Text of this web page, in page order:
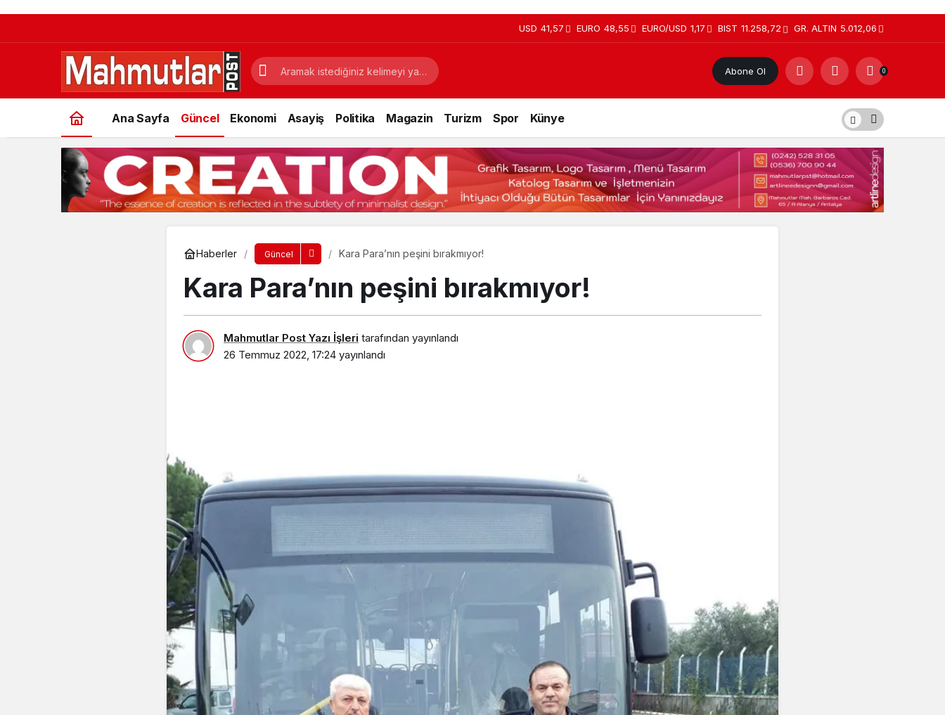
USD 41,57 EURO 48,55 EURO/USD 1,17 BIST 11.258,72 GR. ALTIN 5.012,06
Abone Ol 0
Ana Sayfa Güncel Ekonomi Asayiş Politika Magazin Turizm Spor Künye
Haberler Güncel Kara Para’nın peşini bırakmıyor!
Kara Para’nın peşini bırakmıyor!
Mahmutlar Post Yazı İşleri tarafından yayınlandı
26 Temmuz 2022, 17:24 yayınlandı